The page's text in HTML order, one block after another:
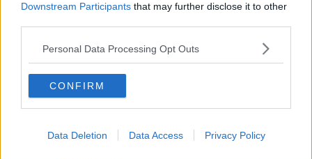
Downstream Participants that may further disclose it to other
Personal Data Processing Opt Outs
CONFIRM
Data Deletion Data Access Privacy Policy
Ret :Brød boller kiks
Hovedingrediens :